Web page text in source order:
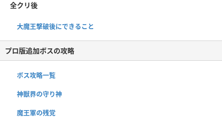
全クリ後
大魔王撃破後にできること
プロ版追加ボスの攻略
ボス攻略一覧
神獣界の守り神
魔王軍の残党